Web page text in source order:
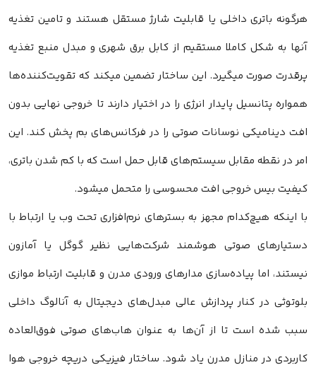
هرگونه باتری داخلی یا قابلیت شارژ مستقل هستند و تامین تغذیه
آنها به شکل کاملا مستقیم از کابل برق شهری و مبدل منبع تغذیه
پرقدرت صورت میگیرد. این ساختار تضمین میکند که تقویت‌کننده‌ها
همواره پتانسیل پایدار انرژی را در اختیار دارند تا خروجی نهایی بدون
افت دینامیکی نوسانات صوتی را در فرکانس‌های بم پخش کند. این
امر در نقطه مقابل سیستم‌های قابل حمل است که با کم شدن باتری،
کیفیت بیس خروجی افت محسوسی را متحمل میشود.
با اینکه هیچ‌کدام مجهز به بسترهای نرم‌افزاری تحت وب یا ارتباط با
دستیارهای صوتی هوشمند شرکت‌هایی نظیر گوگل یا آمازون
نیستند، اما پیاده‌سازی مدارهای ورودی مدرن و قابلیت ارتباط موازی
بلوتوثی در کنار پردازش عالی مبدل‌های دیجیتال به آنالوگ داخلی
سبب شده است تا از آن‌ها به عنوان هاب‌های صوتی فوق‌العاده
کاربردی در منازل مدرن یاد شود. ساختار فیزیکی دریچه خروجی هوا